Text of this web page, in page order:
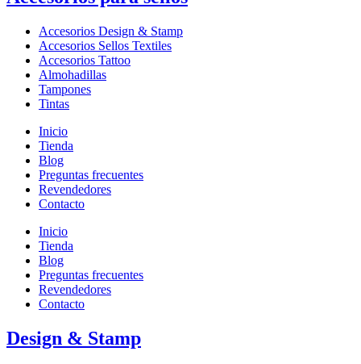
Accesorios Design & Stamp
Accesorios Sellos Textiles
Accesorios Tattoo
Almohadillas
Tampones
Tintas
Inicio
Tienda
Blog
Preguntas frecuentes
Revendedores
Contacto
Inicio
Tienda
Blog
Preguntas frecuentes
Revendedores
Contacto
Design & Stamp